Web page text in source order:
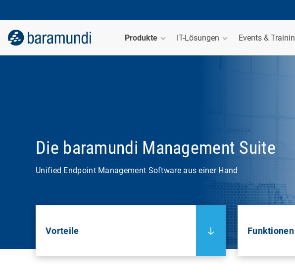
Produkte IT-Lösungen Events &
Die baramundi Management Suite
Unified Endpoint Management Software aus einer Hand
Vorteile Funktionen